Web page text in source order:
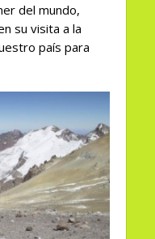
del mundo,
su visita a la
país para